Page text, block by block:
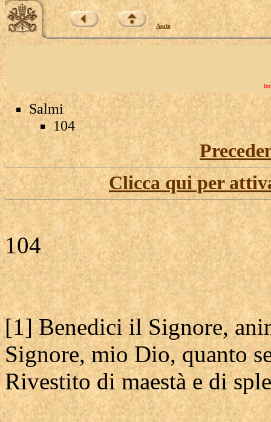
Aiuto
Salmi
104
Clicca qui per
104
[1] Benedici il Signore,
Signore, mio Dio, quanto
Rivestito di maestà e di